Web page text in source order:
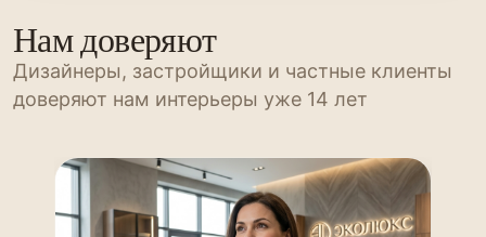
Нам доверяют
Дизайнеры, застройщики и частные клиенты
доверяют нам интерьеры уже 14 лет